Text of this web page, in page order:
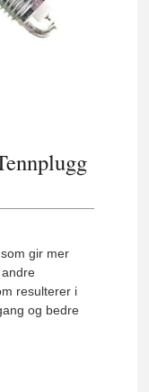
gir mer
resulterer i
og bedre